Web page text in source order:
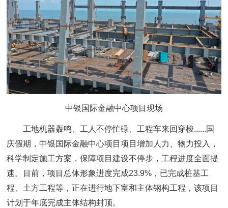
中银国际金融中心项目现场
工地机器轰鸣、工人不停忙碌、工程车来回穿梭......国
庆假期，中银国际金融中心项目项目增加人力、物力投入，
科学制定施工方案，保障项目建设不停步，工程进度全面提
速。目前，项目总体形象进度完成23.9%，已完成桩基工
程、土方工程等，正在进行地下室和主体钢构工程，该项目
计划于年底完成主体结构封顶。